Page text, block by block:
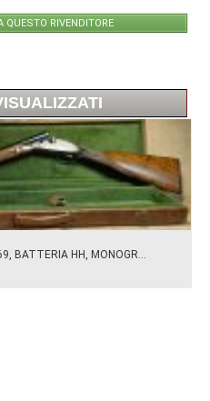
QUESTO RIVENDITORE
BATTERIA HH, MONOGR...